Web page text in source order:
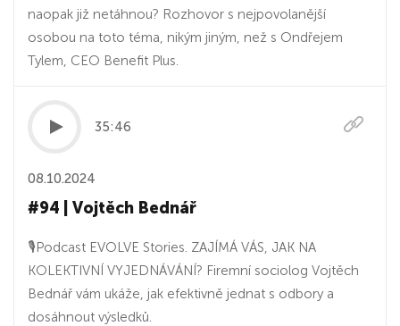
naopak již netáhnou? Rozhovor s nejpovolanější
osobou na toto téma, nikým jiným, než s Ondřejem
Tylem, CEO Benefit Plus.
35:46
08.10.2024
#94 | Vojtěch Bednář
🎙Podcast EVOLVE Stories. ZAJÍMÁ VÁS, JAK NA
KOLEKTIVNÍ VYJEDNÁVÁNÍ? Firemní sociolog Vojtěch
Bednář vám ukáže, jak efektivně jednat s odbory a
dosáhnout výsledků.